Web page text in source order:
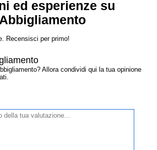
ed esperienze su
Recensisci per primo!
Allora condividi qui la tua opinione